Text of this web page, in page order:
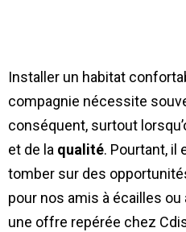
Installer un habitat
compagnie nécessite
conséquent, surtout
et de la qualité. Pourtant, il
tomber sur des
pour nos amis à écailles
une offre repérée chez